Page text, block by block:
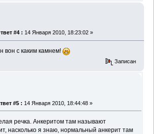
#4 : 14 Января 2010, 18:23:02 »
вон с каким камнем!
Записан
#5 : 14 Января 2010, 18:44:48 »
речка. Анкеритом там называют
насколько я знаю, нормальный анкерит там